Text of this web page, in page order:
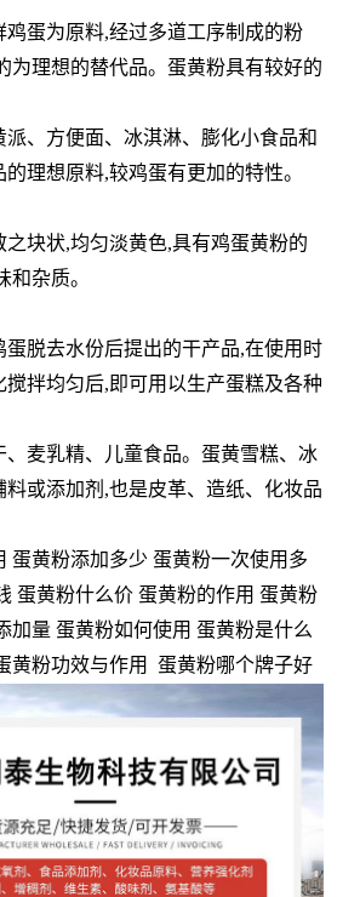
鸡蛋为原料,经过多道工序制成的粉
为理想的替代品。蛋黄粉具有较好的
派、方便面、冰淇淋、膨化小食品和
理想原料,较鸡蛋有更加的特性。
之块状,均匀淡黄色,具有鸡蛋黄粉的
和杂质。
蛋脱去水份后提出的干产品,在使用时
搅拌均匀后,即可用以生产蛋糕及各种
、麦乳精、儿童食品。蛋黄雪糕、冰
料或添加剂,也是皮革、造纸、化妆品
蛋黄粉添加多少 蛋黄粉一次使用多
蛋黄粉什么价 蛋黄粉的作用 蛋黄粉
加量 蛋黄粉如何使用 蛋黄粉是什么
黄粉功效与作用 蛋黄粉哪个牌子好